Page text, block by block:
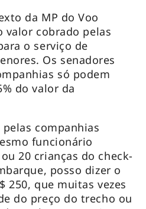
da MP do Voo
valor cobrado pelas
o serviço de
Os senadores
só podem
do valor da
pelas companhias
funcionário
20 crianças do check-
posso dizer o
250, que muitas vezes
do preço do trecho ou